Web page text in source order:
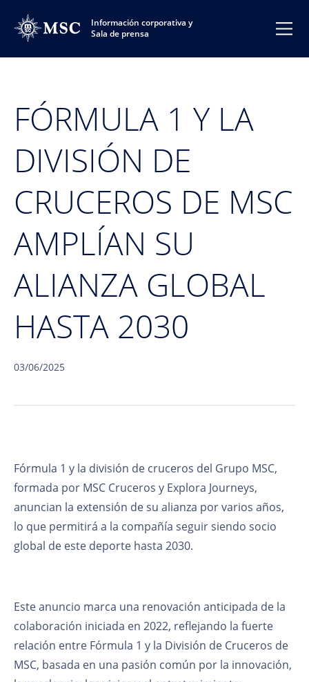
Información corporativa y
Sala de prensa
FÓRMULA 1 Y LA
DIVISIÓN DE
CRUCEROS DE MSC
AMPLÍAN SU
ALIANZA GLOBAL
HASTA 2030
03/06/2025
Fórmula 1 y la división de cruceros del Grupo MSC,
formada por MSC Cruceros y Explora Journeys,
anuncian la extensión de su alianza por varios años,
lo que permitirá a la compañía seguir siendo socio
global de este deporte hasta 2030.
Este anuncio marca una renovación anticipada de la
colaboración iniciada en 2022, reflejando la fuerte
relación entre Fórmula 1 y la División de Cruceros de
MSC, basada en una pasión común por la innovación,